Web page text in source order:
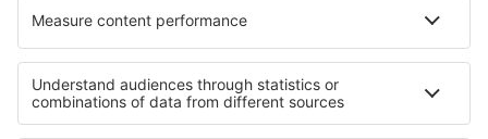
Cele mai bune hoteluri - regiuni
Hoteluri în Valea Morții Hoteluri la Parcul Național Sequoia
Hoteluri in Ohio Hoteluri pe Plaja Pensacola